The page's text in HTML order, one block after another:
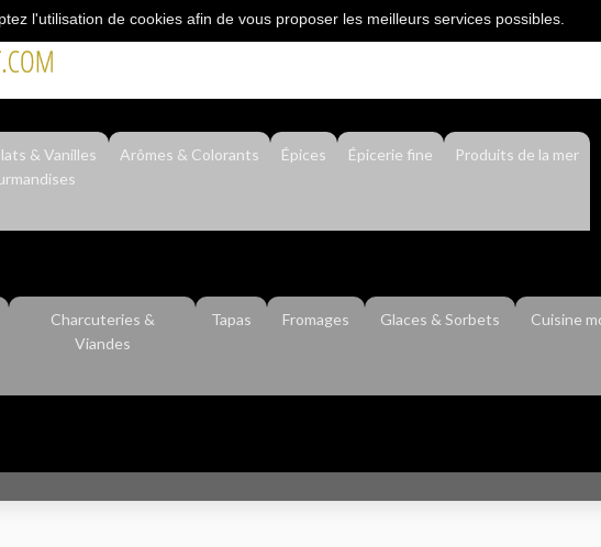
l'utilisation de cookies afin de vous proposer les meilleurs services possibles.
& Vanilles
Arômes & Colorants Épices Épicerie fine Produits de la mer
Charcuteries &
Viandes
Tapas Fromages Glaces & Sorbets Cuisine